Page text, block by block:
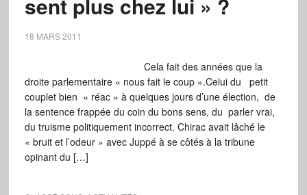
18 MARS 2011
Cela fait des années que la
droite parlementaire « nous fait le coup ».Celui du petit
couplet bien « réac » à quelques jours d’une élection, de
la sentence frappée du coin du bons sens, du parler vrai,
du truisme politiquement incorrect. Chirac avait lâché le
« bruit et l’odeur » avec Juppé à se côtés à la tribune
opinant du […]